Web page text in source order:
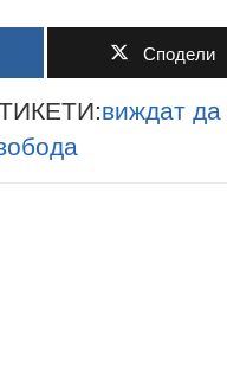
Сподели
виждат да